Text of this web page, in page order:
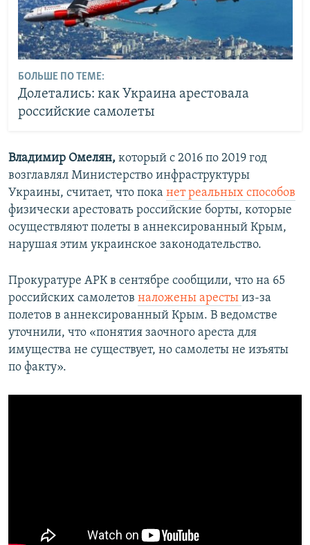
БОЛЬШЕ ПО ТЕМЕ:
Долетались: как Украина арестовала
российские самолеты
Владимир Омелян, который с 2016 по 2019 год
возглавлял Министерство инфраструктуры
Украины, считает, что пока нет реальных способов
физически арестовать российские борты, которые
осуществляют полеты в аннексированный Крым,
нарушая этим украинское законодательство.
Прокуратуре АРК в сентябре сообщили, что на 65
российских самолетов наложены аресты из-за
полетов в аннексированный Крым. В ведомстве
уточнили, что «понятия заочного ареста для
имущества не существует, но самолеты не изъяты
по факту».